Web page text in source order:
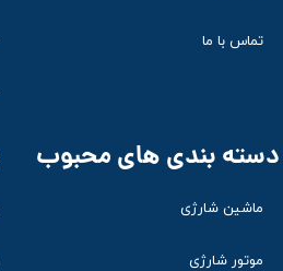
تماس با ما
دسته بندی های محبوب
ماشین شارژی
موتور شارژی